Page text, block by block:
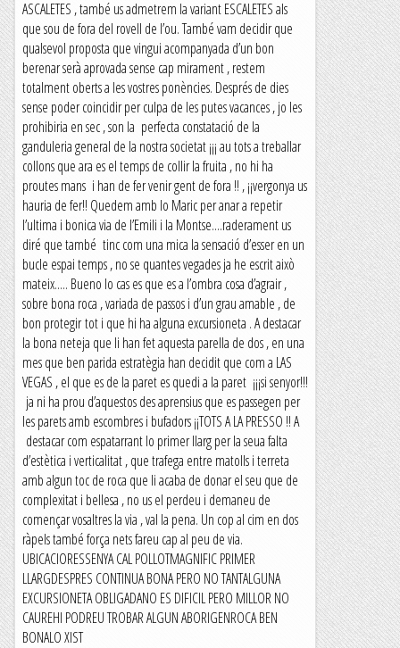
ASCALETES , també us admetrem la variant ESCALETES als
que sou de fora del rovell de l’ou. També vam decidir que
qualsevol proposta que vingui acompanyada d’un bon
berenar serà aprovada sense cap mirament , restem
totalment oberts a les vostres ponències. Després de dies
sense poder coincidir per culpa de les putes vacances , jo les
prohibiria en sec , son la perfecta constatació de la
ganduleria general de la nostra societat ¡¡¡ au tots a treballar
collons que ara es el temps de collir la fruita , no hi ha
proutes mans i han de fer venir gent de fora !! , ¡¡vergonya us
hauria de fer!! Quedem amb lo Maric per anar a repetir
l’ultima i bonica via de l’Emili i la Montse....raderament us
diré que també tinc com una mica la sensació d’esser en un
bucle espai temps , no se quantes vegades ja he escrit això
mateix..... Bueno lo cas es que es a l’ombra cosa d’agrair ,
sobre bona roca , variada de passos i d’un grau amable , de
bon protegir tot i que hi ha alguna excursioneta . A destacar
la bona neteja que li han fet aquesta parella de dos , en una
mes que ben parida estratègia han decidit que com a LAS
VEGAS , el que es de la paret es quedi a la paret ¡¡¡si senyor!!!
ja ni ha prou d’aquestos des aprensius que es passegen per
les parets amb escombres i bufadors ¡¡TOTS A LA PRESSO !! A
destacar com espatarrant lo primer llarg per la seua falta
d’estètica i verticalitat , que trafega entre matolls i terreta
amb algun toc de roca que li acaba de donar el seu que de
complexitat i bellesa , no us el perdeu i demaneu de
començar vosaltres la via , val la pena. Un cop al cim en dos
ràpels també força nets fareu cap al peu de via.
UBICACIORESSENYA CAL POLLOTMAGNIFIC PRIMER
LLARGDESPRES CONTINUA BONA PERO NO TANTALGUNA
EXCURSIONETA OBLIGADANO ES DIFICIL PERO MILLOR NO
CAUREHI PODREU TROBAR ALGUN ABORIGENROCA BEN
BONALO XIST